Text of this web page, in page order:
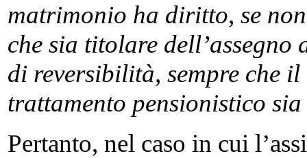
matrimonio ha diritto, se non
che sia titolare dell’assegno
di reversibilità, sempre che
trattamento pensionistico
Pertanto, nel caso in cui